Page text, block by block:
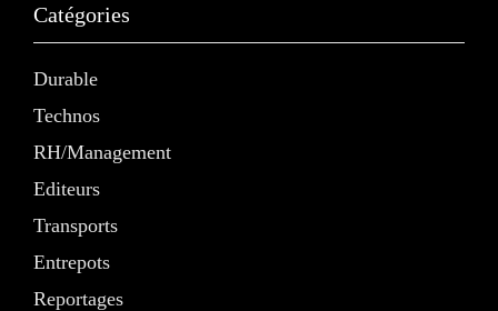
Catégories
Durable
Technos
RH/Management
Editeurs
Transports
Entrepots
Reportages